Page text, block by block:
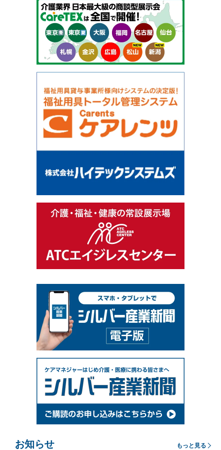
お知らせ もっと見る